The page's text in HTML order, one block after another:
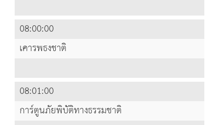
08:00:00
เคารพธงชาติ
08:01:00
การ์ตูนภัยพิบัติทางธรรมชาติ